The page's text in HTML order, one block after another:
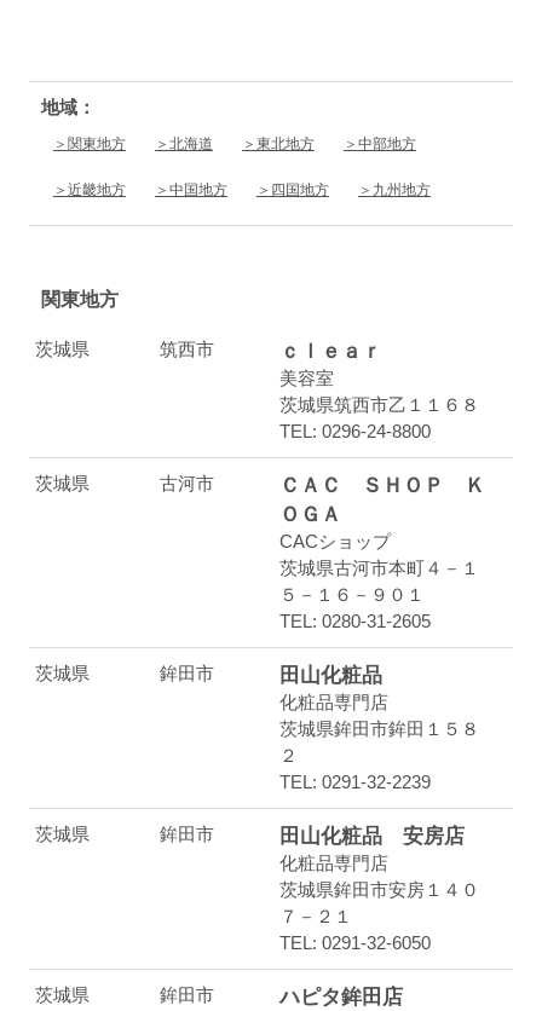
地域：
関東地方 北海道 東北地方 中部地方
近畿地方 中国地方 四国地方 九州地方
関東地方
茨城県 筑西市 ｃｌｅａｒ
美容室
茨城県筑西市乙１１６８
TEL: 0296-24-8800
茨城県 古河市
ＣＡＣ ＳＨＯＰ Ｋ
ＯＧＡ
CACショップ
茨城県古河市本町４－１
５－１６－９０１
TEL: 0280-31-2605
茨城県 鉾田市 田山化粧品
化粧品専門店
茨城県鉾田市鉾田１５８
２
TEL: 0291-32-2239
茨城県 鉾田市 田山化粧品 安房店
化粧品専門店
茨城県鉾田市安房１４０
７－２１
TEL: 0291-32-6050
茨城県 鉾田市 ハピタ鉾田店